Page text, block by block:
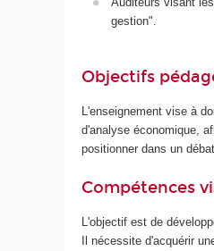
gestion".
Objectifs
L'enseignement vise à
d'analyse économique,
positionner dans un
Compétences
L'objectif est de
Il nécessite d'acquérir